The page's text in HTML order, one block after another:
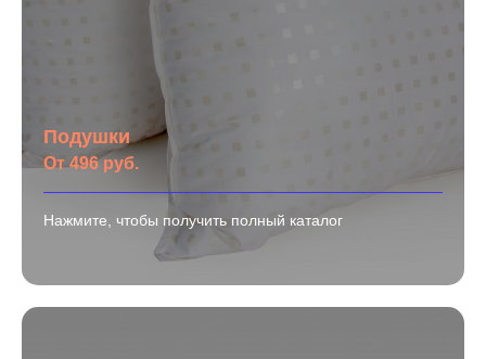
Подушки
От 496 руб.
Нажмите, чтобы получить полный каталог